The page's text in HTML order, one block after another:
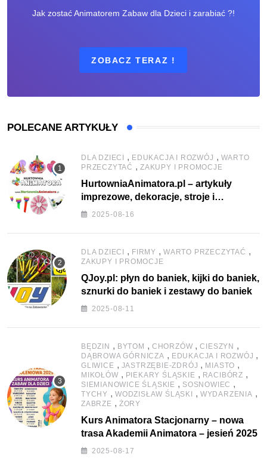
Jak zostać Animatorem Zabaw dla Dzieci i zarabiać ?!
ZOBACZ TERAZ !
POLECANE ARTYKUŁY
DLA DZIECI , EDUKACJA I ROZWÓJ , WARTO
PRZECZYTAĆ , ZAKUPY I PROMOCJE
HurtowniaAnimatora.pl – artykuły
imprezowe, dekoracje, stroje i
akcesoria dla animatorów
2025-08-16
DLA DZIECI , FIRMY , WARTO PRZECZYTAĆ ,
ZAKUPY I PROMOCJE
QJoy.pl: płyn do baniek, kijki do baniek,
sznurki do baniek i zestawy do baniek
2025-08-11
BĘDZIN , BYTOM , CHORZÓW ,CIESZYN ,
DĄBROWA GÓRNICZA , EDUKACJA I ROZWÓJ ,
GLIWICE , JASTRZĘBIE-ZDRÓJ , MIASTO ,
MIKOŁÓW , PIEKARY ŚLĄSKIE , RACIBÓRZ ,
SIEMIANOWICE ŚLĄSKIE , SOSNOWIEC ,
TYCHY , WODZISŁAW ŚLĄSKI , WYDARZENIA ,
ZABRZE , ŻORY
Kurs Animatora Stacjonarny – nowa
trasa Akademii Animatora – jesień 2025
2025-08-17